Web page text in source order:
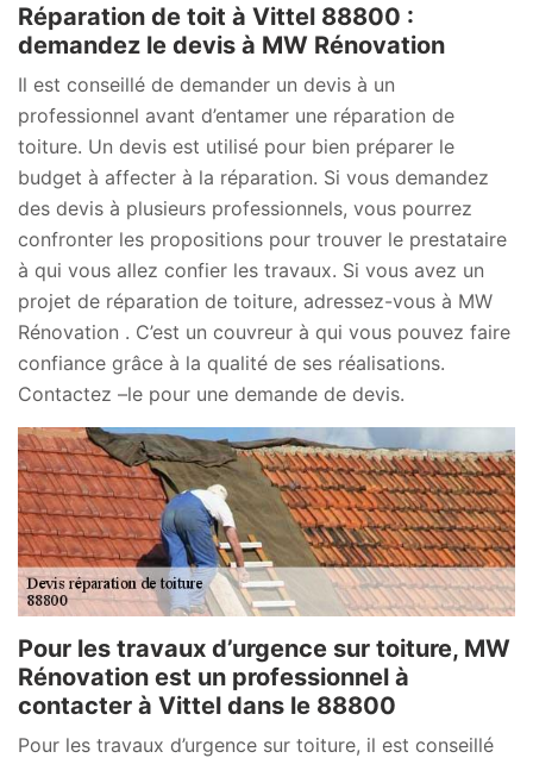
Réparation de toit à Vittel 88800 :
demandez le devis à MW Rénovation
Il est conseillé de demander un devis à un
professionnel avant d’entamer une réparation de
toiture. Un devis est utilisé pour bien préparer le
budget à affecter à la réparation. Si vous demandez
des devis à plusieurs professionnels, vous pourrez
confronter les propositions pour trouver le prestataire
à qui vous allez confier les travaux. Si vous avez un
projet de réparation de toiture, adressez-vous à MW
Rénovation . C’est un couvreur à qui vous pouvez faire
confiance grâce à la qualité de ses réalisations.
Contactez –le pour une demande de devis.
Pour les travaux d’urgence sur toiture, MW
Rénovation est un professionnel à
contacter à Vittel dans le 88800
Pour les travaux d’urgence sur toiture, il est conseillé